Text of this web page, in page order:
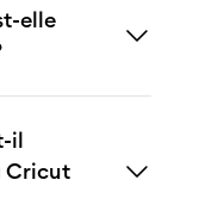
elle
il
Cricut